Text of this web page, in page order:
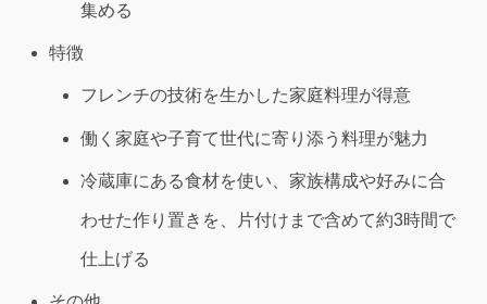
集める
特徴
フレンチの技術を生かした家庭料理が得意
働く家庭や子育て世代に寄り添う料理が魅力
冷蔵庫にある食材を使い、家族構成や好みに合
わせた作り置きを、片付けまで含めて約3時間で
仕上げる